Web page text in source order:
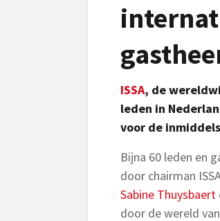
ISSA, de
leden in
voor de
Bijna 60 leden en
door chairman
Sabine Thuysbaert
door de wereld